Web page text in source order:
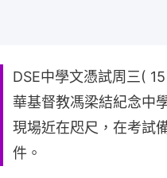
DSE中學文憑試周三(
華基督教馮梁結紀念中
現場近在咫尺，在考試
件。